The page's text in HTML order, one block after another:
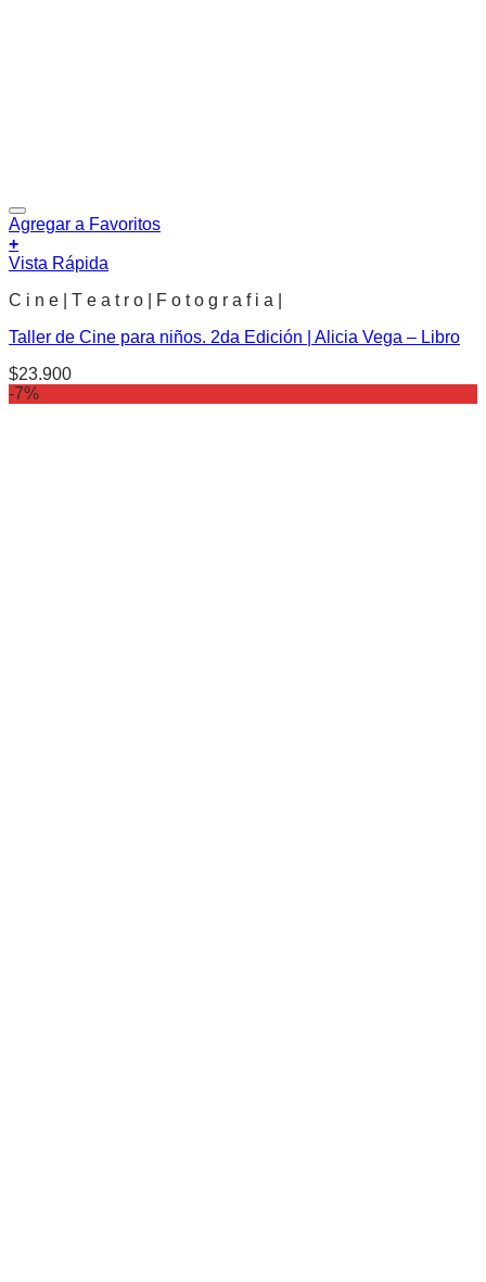
Agregar a Favoritos
+
Vista Rápida
C i n e | T e a t r o | F o t o g r a f i a |
Taller de Cine para niños. 2da Edición | Alicia Vega – Libro
$23.900
-7%